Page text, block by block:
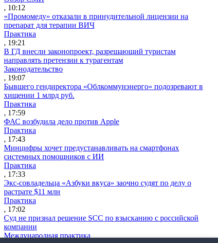
, 10:12
«Промомеду» отказали в принудительной лицензии на
препарат для терапии ВИЧ
Практика
, 19:21
В ГД внесли законопроект, разрешающий туристам
направлять претензии к турагентам
Законодательство
, 19:07
Бывшего гендиректора «Облкоммунэнерго» подозревают в
хищении 1 млрд руб.
Практика
, 17:59
ФАС возбудила дело против Apple
Практика
, 17:43
Минцифры хочет предустанавливать на смартфонах
системных помощников с ИИ
Практика
, 17:33
Экс-совладельца «Азбуки вкуса» заочно судят по делу о
растрате $11 млн
Практика
, 17:02
Суд не признал решение SCC по взысканию с российской
компании
Международная практика